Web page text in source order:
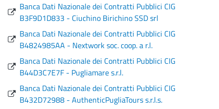
Banca Dati Nazionale dei Contratti Pubblici CIG
B3F9D1D833 - Ciuchino Birichino SSD srl
Banca Dati Nazionale dei Contratti Pubblici CIG
B4824985AA - Nextwork soc. coop. a r.l.
Banca Dati Nazionale dei Contratti Pubblici CIG
B44D3C7E7F - Pugliamare s.r.l.
Banca Dati Nazionale dei Contratti Pubblici CIG
B432D72988 - AuthenticPugliaTours s.r.l.s.